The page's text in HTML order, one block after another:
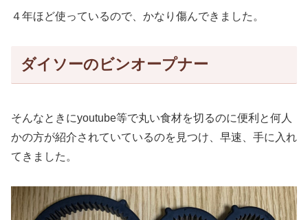
４年ほど使っているので、かなり傷んできました。
ダイソーのビンオープナー
そんなときにyoutube等で丸い食材を切るのに便利と何人
かの方が紹介されていているのを見つけ、早速、手に入れ
てきました。